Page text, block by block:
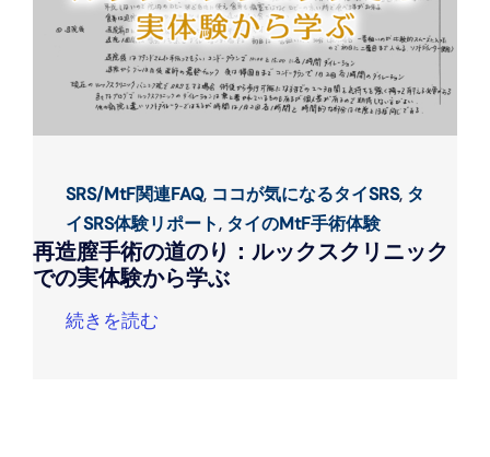
SRS/MtF関連FAQ, ココが気になるタイSRS, タ
イSRS体験リポート, タイのMtF手術体験
再造膣手術の道のり：ルックスクリニック
での実体験から学ぶ
続きを読む